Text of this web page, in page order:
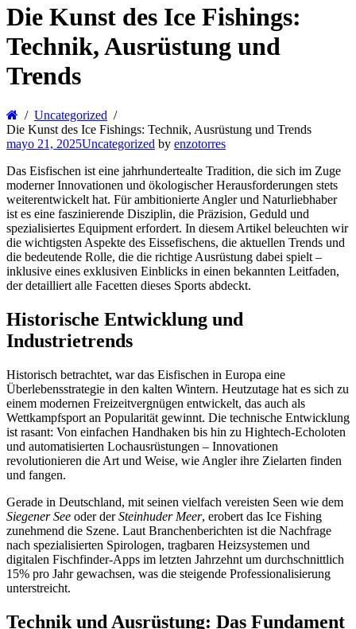
Die Kunst des Ice Fishings:
Technik, Ausrüstung und
Trends
Uncategorized
Die Kunst des Ice Fishings: Technik, Ausrüstung und Trends
mayo 21, 2025Uncategorized by enzotorres
Das Eisfischen ist eine jahrhundertealte Tradition, die sich im Zuge
moderner Innovationen und ökologischer Herausforderungen stets
weiterentwickelt hat. Für ambitionierte Angler und Naturliebhaber
ist es eine faszinierende Disziplin, die Präzision, Geduld und
spezialisiertes Equipment erfordert. In diesem Artikel beleuchten wir
die wichtigsten Aspekte des Eissefischens, die aktuellen Trends und
die bedeutende Rolle, die die richtige Ausrüstung dabei spielt –
inklusive eines exklusiven Einblicks in einen bekannten Leitfaden,
der detailliert alle Facetten dieses Sports abdeckt.
Historische Entwicklung und
Industrietrends
Historisch betrachtet, war das Eisfischen in Europa eine
Überlebensstrategie in den kalten Wintern. Heutzutage hat es sich zu
einem modernen Freizeitvergnügen entwickelt, das auch als
Wettkampfsport an Popularität gewinnt. Die technische Entwicklung
ist rasant: Von einfachen Handhaken bis hin zu Hightech-Echoloten
und automatisierten Lochausrüstungen – Innovationen
revolutionieren die Art und Weise, wie Angler ihre Zielarten finden
und fangen.
Gerade in Deutschland, mit seinen vielfach vereisten Seen wie dem
Siegener See oder derSteinhuder Meer, erobert das Ice Fishing
zunehmend die Szene. Laut Branchenberichten ist die Nachfrage
nach spezialisierten Spirologen, tragbaren Heizsystemen und
digitalen Fischfinder-Apps im letzten Jahrzehnt um durchschnittlich
15% pro Jahr gewachsen, was die steigende Professionalisierung
unterstreicht.
Technik und Ausrüstung: Das Fundament